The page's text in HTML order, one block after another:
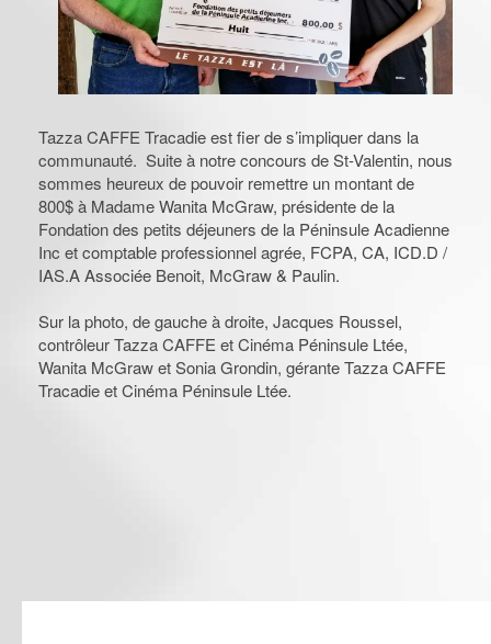
Tazza CAFFE Tracadie est fier de s’impliquer dans la
communauté. Suite à notre concours de St-Valentin, nous
sommes heureux de pouvoir remettre un montant de
800$ à Madame Wanita McGraw, présidente de la
Fondation des petits déjeuners de la Péninsule Acadienne
Inc et comptable professionnel agrée, FCPA, CA, ICD.D /
IAS.A Associée Benoit, McGraw & Paulin.
Sur la photo, de gauche à droite, Jacques Roussel,
contrôleur Tazza CAFFE et Cinéma Péninsule Ltée,
Wanita McGraw et Sonia Grondin, gérante Tazza CAFFE
Tracadie et Cinéma Péninsule Ltée.